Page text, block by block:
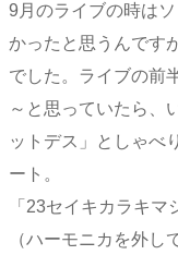
9月のライブの時は
かったと思うんです
でした。ライブの前
～と思っていたら、
ットデス」としゃべ
ート。
「23セイキカラキマ
（ハーモニカを外し